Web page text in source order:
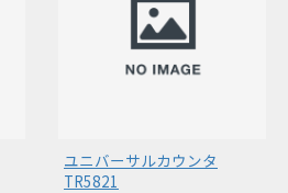
ユニバーサルカウンタ
TR5821